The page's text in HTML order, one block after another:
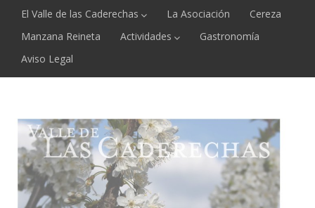
El Valle de las Caderechas La Asociación
Cereza
Manzana Reineta
Actividades
Gastronomía
Aviso Legal